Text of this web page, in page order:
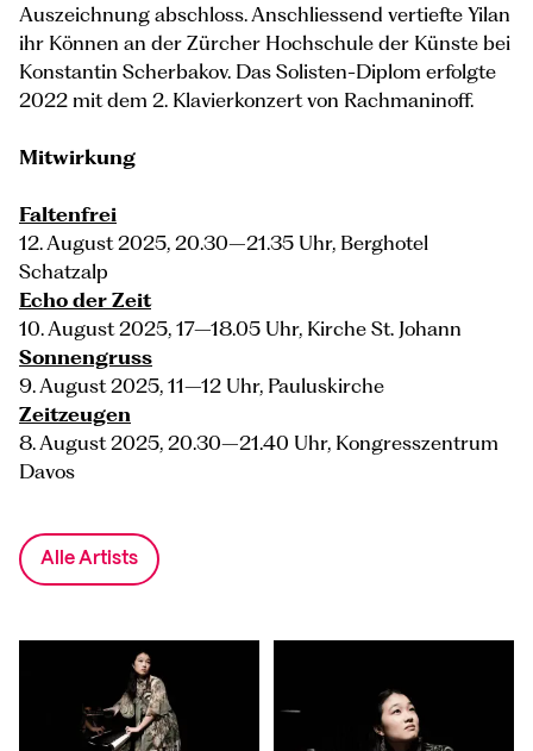
Auszeichnung abschloss. Anschliessend vertiefte Yilan
ihr Können an der Zürcher Hochschule der Künste bei
Konstantin Scherbakov. Das Solisten-Diplom erfolgte
2022 mit dem 2. Klavierkonzert von Rachmaninoff.
Mitwirkung
Faltenfrei
12. August 2025, 20.30–21.35 Uhr, Berghotel
Schatzalp
Echo der Zeit
10. August 2025, 17–18.05 Uhr, Kirche St. Johann
Sonnengruss
9. August 2025, 11–12 Uhr, Pauluskirche
Zeitzeugen
8. August 2025, 20.30–21.40 Uhr, Kongresszentrum
Davos
Alle Artists